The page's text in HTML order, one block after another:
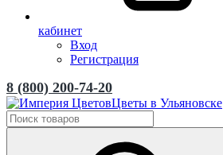
кабинет
Вход
Регистрация
8 (800) 200-74-20
Цветы в Ульяновске